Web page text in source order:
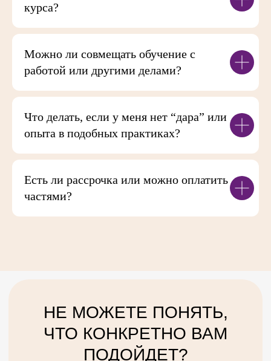
курса?
Можно ли совмещать обучение с
работой или другими делами?
Что делать, если у меня нет “дара” или
опыта в подобных практиках?
Есть ли рассрочка или можно оплатить
частями?